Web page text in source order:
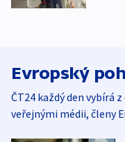
Evropský
ČT24 každý den vybírá
veřejnými médii, členy